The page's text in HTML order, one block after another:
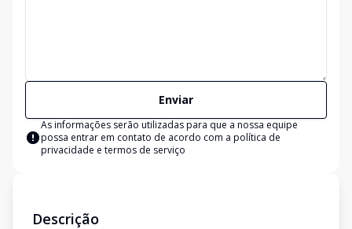
Enviar
As informações serão utilizadas para que a nossa equipe
possa entrar em contato de acordo com a política de
privacidade e termos de serviço
Descrição